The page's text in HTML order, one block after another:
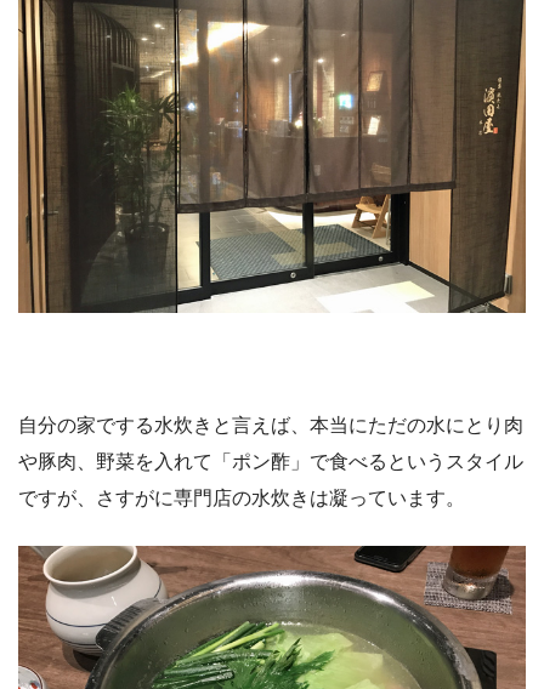
自分の家でする水炊きと言えば、本当にただの水にとり肉
や豚肉、野菜を入れて「ポン酢」で食べるというスタイル
ですが、さすがに専門店の水炊きは凝っています。